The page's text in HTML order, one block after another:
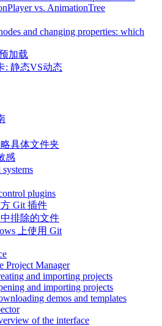
vs. AnimationTree
and changing properties: which
加载
: 静态VS动态
具体文件夹
感
plugins
Git 插件
排除的文件
上使用 Git
Project Manager
and importing projects
and importing projects
demos and templates
of the interface